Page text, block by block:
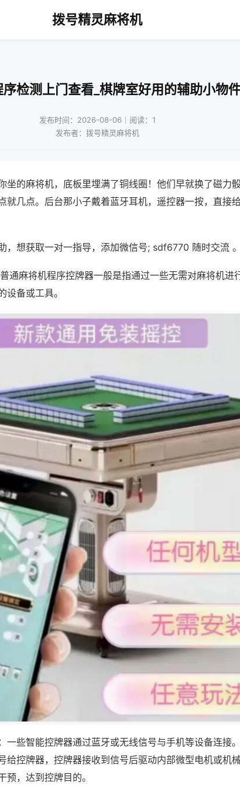
拨号精灵麻将机
检测上门查看_棋牌室好用的辅助小物
发布时间：2026-08-06｜阅读：1
发布者：拨号精灵麻将机
坐的麻将机，底板里埋满了铜线圈！他们早就换了磁力
就几点。后台那小子戴着蓝牙耳机，遥控器一按，直接
，想获取一对一指导，添加微信号; sdf6770 随时交流 。
通麻将机程序控牌器一般是指通过一些无需对麻将机进
设备或工具。
一些智能控牌器通过蓝牙或无线信号与手机等设备连接
给控牌器，控牌器接收到信号后驱动内部微型电机或机
，达到控牌目的。